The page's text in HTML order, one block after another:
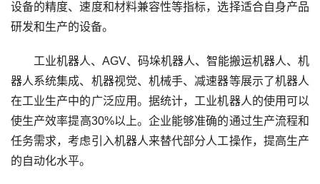
设备的精度、速度和材料兼容性等指标，选择适合自身产品
研发和生产的设备。
工业机器人、AGV、码垛机器人、智能搬运机器人、机
器人系统集成、机器视觉、机械手、减速器等展示了机器人
在工业生产中的广泛应用。据统计，工业机器人的使用可以
使生产效率提高30%以上。企业能够准确的通过生产流程和
任务需求，考虑引入机器人来替代部分人工操作，提高生产
的自动化水平。